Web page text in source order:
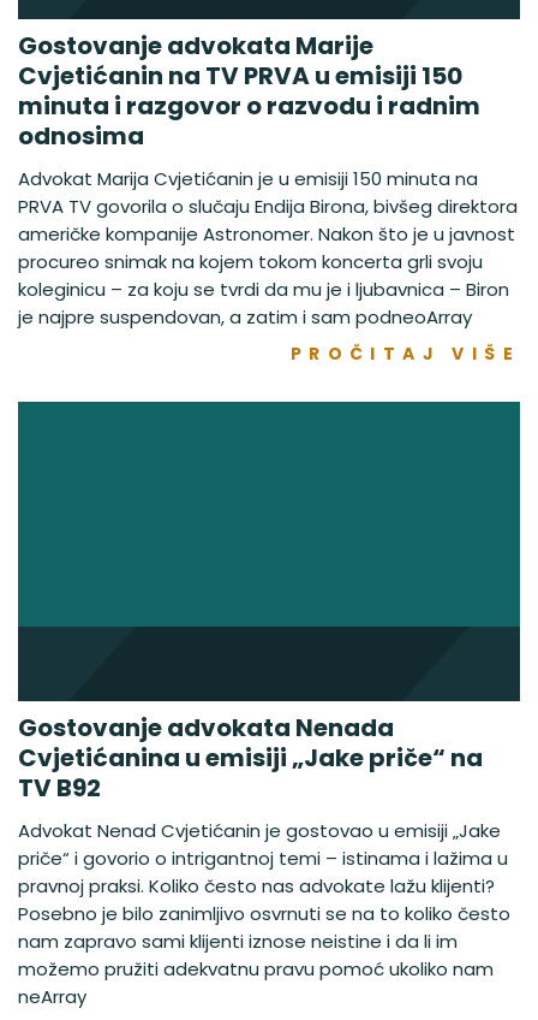
Gostovanje advokata Marije
Cvjetićanin na TV PRVA u emisiji 150
minuta i razgovor o razvodu i radnim
odnosima
Advokat Marija Cvjetićanin je u emisiji 150 minuta na
PRVA TV govorila o slučaju Endija Birona, bivšeg direktora
američke kompanije Astronomer. Nakon što je u javnost
procureo snimak na kojem tokom koncerta grli svoju
koleginicu – za koju se tvrdi da mu je i ljubavnica – Biron
je najpre suspendovan, a zatim i sam podneoArray
PROČITAJ VIŠE
Gostovanje advokata Nenada
Cvjetićanina u emisiji „Jake priče“ na
TV B92
Advokat Nenad Cvjetićanin je gostovao u emisiji „Jake
priče“ i govorio o intrigantnoj temi – istinama i lažima u
pravnoj praksi. Koliko često nas advokate lažu klijenti?
Posebno je bilo zanimljivo osvrnuti se na to koliko često
nam zapravo sami klijenti iznose neistine i da li im
možemo pružiti adekvatnu pravu pomoć ukoliko nam
neArray